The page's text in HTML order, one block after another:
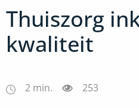
Thuiszorg
kwaliteit
2 min. 253